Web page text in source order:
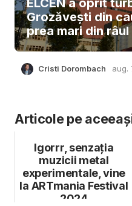
ELCEN a oprit
Grozăvești din
prea mari din
Cristi Dorombach aug.
Articole pe
Igorrr, senzația
muzicii metal
experimentale, vine
la ARTmania Festival
2024